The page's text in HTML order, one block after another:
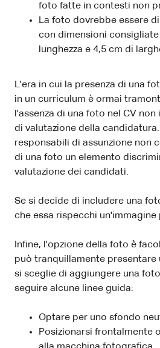
foto fatte in contesti non
La foto dovrebbe essere
con dimensioni consigliate
lunghezza e 4,5 cm di
L'era in cui la presenza di una
in un curriculum è ormai
l'assenza di una foto nel CV
di valutazione della
responsabili di assunzione non
di una foto un elemento
valutazione dei candidati.
Se si decide di includere una
che essa rispecchi un'immagine
Infine, l'opzione della foto è
può tranquillamente presentare
si sceglie di aggiungere una
seguire alcune linee guida:
Optare per uno sfondo
Posizionarsi frontalmente